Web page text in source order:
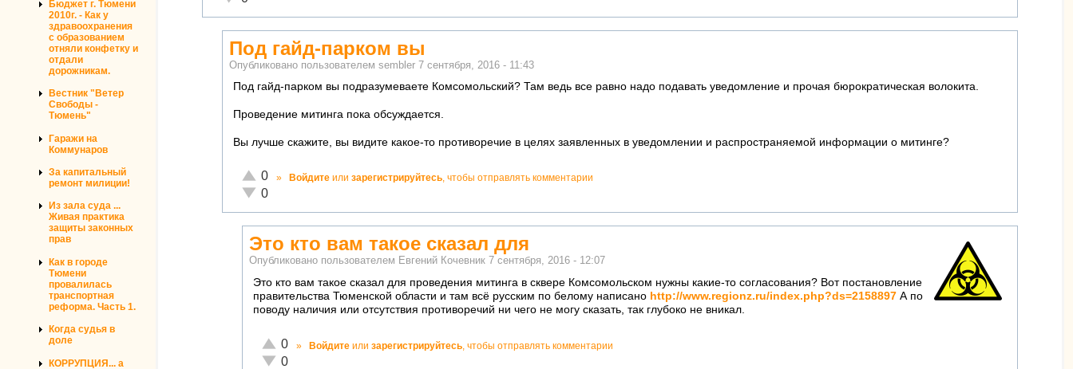
Бюджет г. Тюмени
2010г. - Как у
здравоохранения
с образованием
отняли конфетку и
отдали
дорожникам.
Вестник "Ветер
Свободы -
Тюмень"
Гаражи на
Коммунаров
За капитальный
ремонт милиции!
Из зала суда ...
Живая практика
защиты законных
прав
Как в городе
Тюмени
провалилась
транспортная
реформа. Часть 1.
Когда судья в
доле
КОРРУПЦИЯ... а
Под гайд-парком вы
Опубликовано пользователем sembler 7 сентября, 2016 - 11:43
Под гайд-парком вы подразумеваете Комсомольский? Там ведь все равно надо подавать уведомление и прочая бюрократическая волокита.
Проведение митинга пока обсуждается.
Вы лучше скажите, вы видите какое-то противоречие в целях заявленных в уведомлении и распространяемой информации о митинге?
Отлично!
0
Неадекватно!
0
» Войдите или зарегистрируйтесь, чтобы отправлять комментарии
Это кто вам такое сказал для
Опубликовано пользователем Евгений Кочевник 7 сентября, 2016 - 12:07
Это кто вам такое сказал для проведения митинга в сквере Комсомольском нужны какие-то согласования? Вот постановление
правительства Тюменской области и там всё русским по белому написано http://www.regionz.ru/index.php?ds=2158897 А по
поводу наличия или отсутствия противоречий ни чего не могу сказать, так глубоко не вникал.
Отлично!
0
Неадекватно!
0
» Войдите или зарегистрируйтесь , чтобы отправлять комментарии